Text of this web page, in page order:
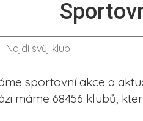
sportovní akce a
máme 68456 klubů,